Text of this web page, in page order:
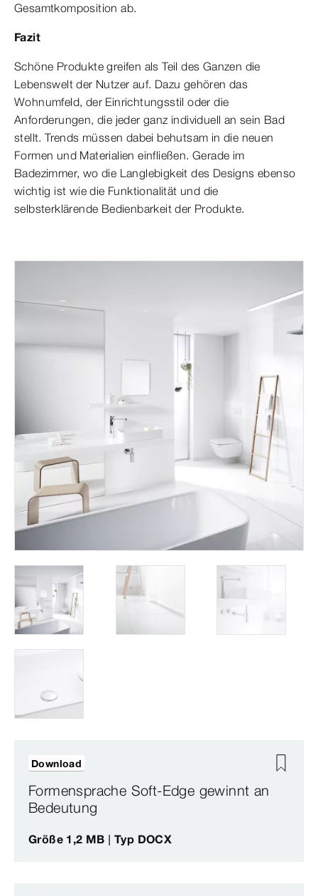
Gesamtkomposition ab.
Fazit
Schöne Produkte greifen als Teil des Ganzen die
Lebenswelt der Nutzer auf. Dazu gehören das
Wohnumfeld, der Einrichtungsstil oder die
Anforderungen, die jeder ganz individuell an sein Bad
stellt. Trends müssen dabei behutsam in die neuen
Formen und Materialien einfließen. Gerade im
Badezimmer, wo die Langlebigkeit des Designs ebenso
wichtig ist wie die Funktionalität und die
selbsterklärende Bedienbarkeit der Produkte.
Formensprache Soft-Edge gewinnt an
Bedeutung
Größe 1,2 MB | Typ DOCX
Download